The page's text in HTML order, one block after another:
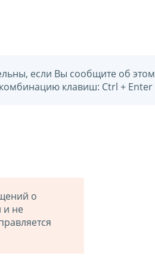
если Вы сообщите об
клавиш: Ctrl +
о
и не